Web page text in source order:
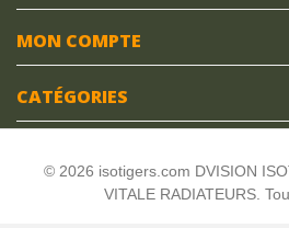
MON COMPTE
CATÉGORIES
© 2026 isotigers.com DVISION
VITALE RADIATEURS.